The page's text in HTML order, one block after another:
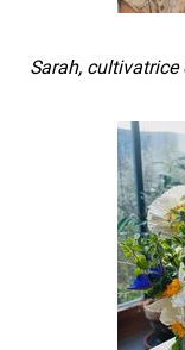
Sarah, cultivatrice